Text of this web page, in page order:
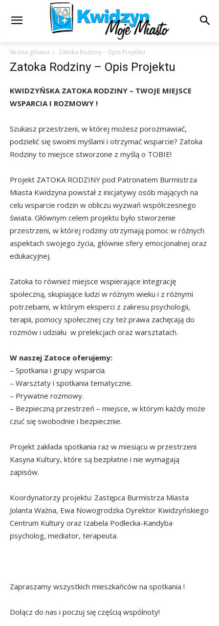
Strona główna Zatoka Rodziny – Opis Projektu
Zatoka Rodziny – Opis Projektu
KWIDZYŃSKA ZATOKA RODZINY – TWOJE MIEJSCE
WSPARCIA I ROZMOWY !
Szukasz przestrzeni, w której możesz porozmawiać,
podzielić się swoimi myślami i otrzymać wsparcie? Zatoka
Rodziny to miejsce stworzone z myślą o TOBIE!
Projekt ZATOKA RODZINY pod Patronatem Burmistrza
Miasta Kwidzyna powstał z inicjatywy osób mających na
celu wsparcie rodzin w obliczu wyzwań współczesnego
świata. Głównym celem projektu było stworzenie
przestrzeni, w której rodziny otrzymają pomoc w różnych
aspektach swojego życia, głównie sfery emocjonalnej oraz
edukacyjnej.
Zatoka to również miejsce wspierające integrację
społeczną, skupiające ludzi w różnym wieku i z różnymi
potrzebami, w którym eksperci z zakresu psychologii,
terapii, pomocy społecznej czy też prawa zachęcają do
rozmów i udziału w prelekcjach oraz warsztatach.
W naszej Zatoce oferujemy:
– Spotkania i grupy wsparcia.
– Warsztaty i spotkania tematyczne.
– Prywatne rozmowy.
– Bezpieczną przestrzeń – miejsce, w którym każdy może
czuć się swobodnie i bezpiecznie.
Projekt zakłada spotkania raz w miesiącu w przestrzeni
Kasyna Kultury, które są bezpłatne i nie wymagają
zapisów.
Koordynatorzy projektu: Zastępca Burmistrza Miasta
Jolanta Ważna, Ewa Nowogrodzka Dyrektor Kwidzyńskiego
Centrum Kultury oraz Izabela Podlecka-Kandyba
psycholog, mediator, terapeuta.
Zapraszamy wszystkich mieszkańców na spotkania !
Dołącz do nas i poczuj się częścią wspólnoty!